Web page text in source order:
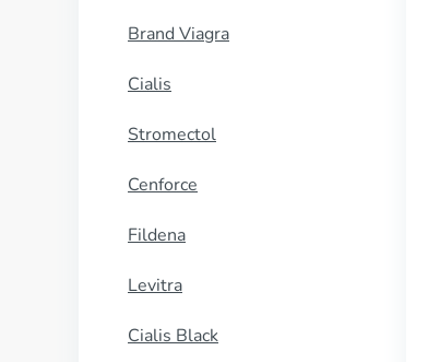
Brand Viagra
Cialis
Stromectol
Cenforce
Fildena
Levitra
Cialis Black